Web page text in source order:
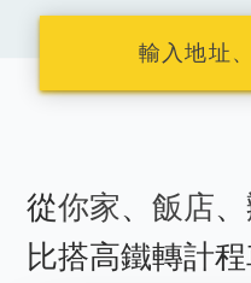
輸入地址
從你家、 飯店、
比搭高鐵轉計